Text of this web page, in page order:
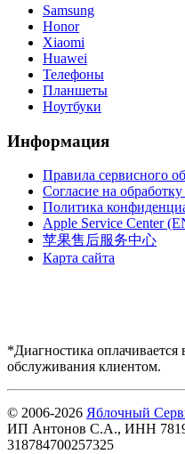
Samsung
Honor
Xiaomi
Huawei
Телефоны
Планшеты
Ноутбуки
Информация
Правила сервисного
Согласие на
Политика
Apple Service Center
苹果售后服务中心
Карта сайта
Купить AirPods
*Диагностика оплачивается
обслуживания клиентом.
© 2006-2026 Яблочный
ИП Антонов С.А., ИНН
318784700257325